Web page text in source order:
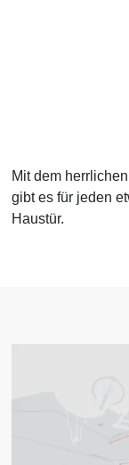
Mit dem
gibt es für jeden
Haustür.